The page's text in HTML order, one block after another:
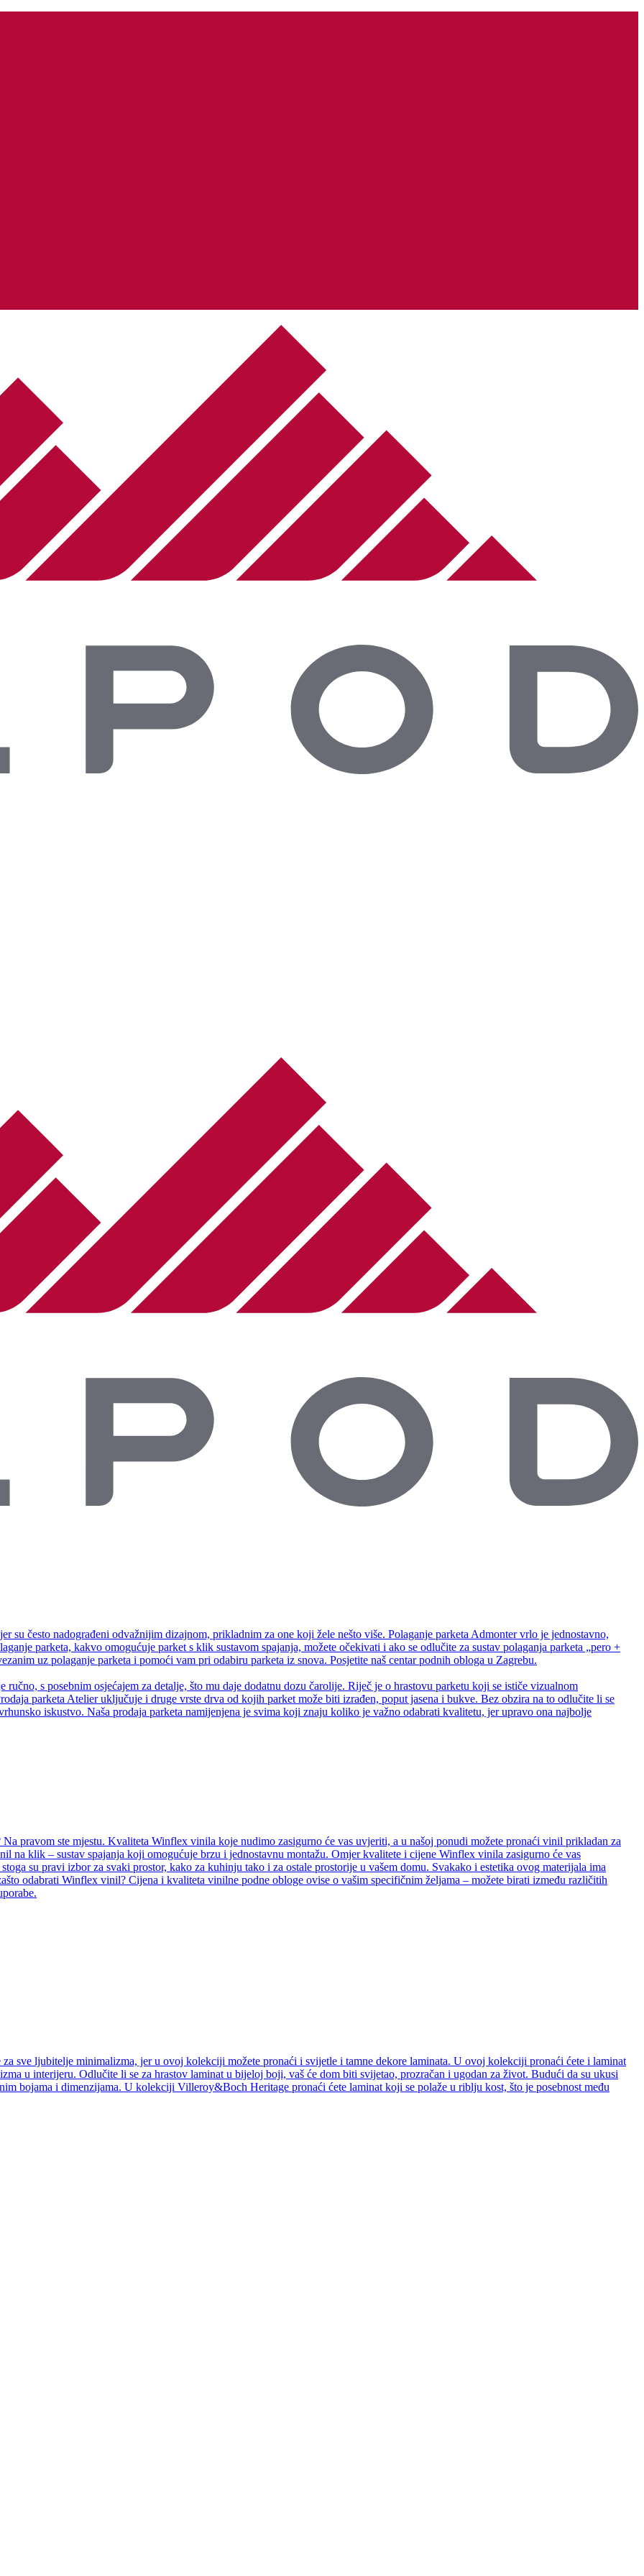
su često nadograđeni odvažnijim dizajnom, prikladnim za one koji žele nešto više. Polaganje parketa Admonter vrlo je jednostavno,
parketa, kakvo omogućuje parket s klik sustavom spajanja, možete očekivati i ako se odlučite za sustav polaganja parketa „pero +
uz polaganje parketa i pomoći vam pri odabiru parketa iz snova. Posjetite naš centar podnih obloga u Zagrebu.
s posebnim osjećajem za detalje, što mu daje dodatnu dozu čarolije. Riječ je o hrastovu parketu koji se ističe vizualnom
parketa Atelier uključuje i druge vrste drva od kojih parket može biti izrađen, poput jasena i bukve. Bez obzira na to odlučite li se
iskustvo. Naša prodaja parketa namijenjena je svima koji znaju koliko je važno odabrati kvalitetu, jer upravo ona najbolje
pravom ste mjestu. Kvaliteta Winflex vinila koje nudimo zasigurno će vas uvjeriti, a u našoj ponudi možete pronaći vinil prikladan za
na klik – sustav spajanja koji omogućuje brzu i jednostavnu montažu. Omjer kvalitete i cijene Winflex vinila zasigurno će vas
su pravi izbor za svaki prostor, kako za kuhinju tako i za ostale prostorije u vašem domu. Svakako i estetika ovog materijala ima
odabrati Winflex vinil? Cijena i kvaliteta vinilne podne obloge ovise o vašim specifičnim željama – možete birati između različitih
sve ljubitelje minimalizma, jer u ovoj kolekciji možete pronaći i svijetle i tamne dekore laminata. U ovoj kolekciji pronaći ćete i laminat
u interijeru. Odlučite li se za hrastov laminat u bijeloj boji, vaš će dom biti svijetao, prozračan i ugodan za život. Budući da su ukusi
bojama i dimenzijama. U kolekciji Villeroy&Boch Heritage pronaći ćete laminat koji se polaže u riblju kost, što je posebnost među